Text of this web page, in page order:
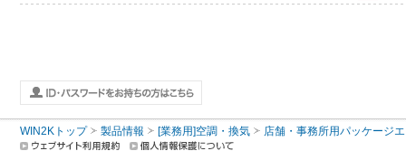
WIN2Kトップ 製品情報 [業務用]空調・換気 店舗・事務所用パッケージ